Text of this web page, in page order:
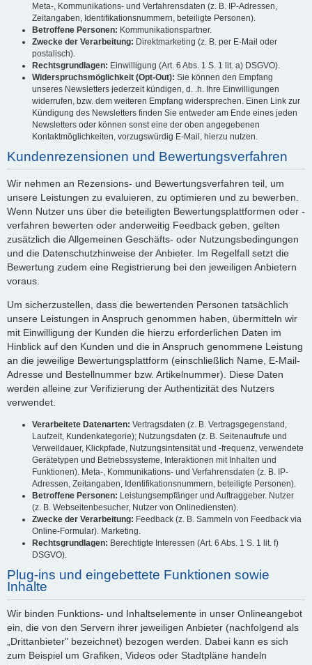
Meta-, Kommunikations- und Verfahrensdaten (z. B. IP-Adressen,
Zeitangaben, Identifikationsnummern, beteiligte Personen).
Betroffene Personen: Kommunikationspartner.
Zwecke der Verarbeitung: Direktmarketing (z. B. per E-Mail oder
postalisch).
Rechtsgrundlagen: Einwilligung (Art. 6 Abs. 1 S. 1 lit. a) DSGVO).
Widerspruchsmöglichkeit (Opt-Out): Sie können den Empfang
unseres Newsletters jederzeit kündigen, d. .h. Ihre Einwilligungen
widerrufen, bzw. dem weiteren Empfang widersprechen. Einen Link zur
Kündigung des Newsletters finden Sie entweder am Ende eines jeden
Newsletters oder können sonst eine der oben angegebenen
Kontaktmöglichkeiten, vorzugswürdig E-Mail, hierzu nutzen.
Kundenrezensionen und Bewertungsverfahren
Wir nehmen an Rezensions- und Bewertungsverfahren teil, um
unsere Leistungen zu evaluieren, zu optimieren und zu bewerben.
Wenn Nutzer uns über die beteiligten Bewertungsplattformen oder -
verfahren bewerten oder anderweitig Feedback geben, gelten
zusätzlich die Allgemeinen Geschäfts- oder Nutzungsbedingungen
und die Datenschutzhinweise der Anbieter. Im Regelfall setzt die
Bewertung zudem eine Registrierung bei den jeweiligen Anbietern
voraus.
Um sicherzustellen, dass die bewertenden Personen tatsächlich
unsere Leistungen in Anspruch genommen haben, übermitteln wir
mit Einwilligung der Kunden die hierzu erforderlichen Daten im
Hinblick auf den Kunden und die in Anspruch genommene Leistung
an die jeweilige Bewertungsplattform (einschließlich Name, E-Mail-
Adresse und Bestellnummer bzw. Artikelnummer). Diese Daten
werden alleine zur Verifizierung der Authentizität des Nutzers
verwendet.
Verarbeitete Datenarten: Vertragsdaten (z. B. Vertragsgegenstand,
Laufzeit, Kundenkategorie); Nutzungsdaten (z. B. Seitenaufrufe und
Verweildauer, Klickpfade, Nutzungsintensität und -frequenz, verwendete
Gerätetypen und Betriebssysteme, Interaktionen mit Inhalten und
Funktionen). Meta-, Kommunikations- und Verfahrensdaten (z. B. IP-
Adressen, Zeitangaben, Identifikationsnummern, beteiligte Personen).
Betroffene Personen: Leistungsempfänger und Auftraggeber. Nutzer
(z. B. Webseitenbesucher, Nutzer von Onlinediensten).
Zwecke der Verarbeitung: Feedback (z. B. Sammeln von Feedback via
Online-Formular). Marketing.
Rechtsgrundlagen: Berechtigte Interessen (Art. 6 Abs. 1 S. 1 lit. f)
DSGVO).
Plug-ins und eingebettete Funktionen sowie
Inhalte
Wir binden Funktions- und Inhaltselemente in unser Onlineangebot
ein, die von den Servern ihrer jeweiligen Anbieter (nachfolgend als
„Drittanbieter" bezeichnet) bezogen werden. Dabei kann es sich
zum Beispiel um Grafiken, Videos oder Stadtpläne handeln